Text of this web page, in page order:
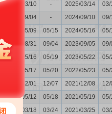
2025/03/10 - 2025/03/14 03/
2024/09/04 - 2024/09/10 09/
2024/05/09 05/15 2024/05/16 05/
2023/08/31 09/04 2023/09/05 09/
2023/05/16 05/19 2023/05/22 05/
2022/05/17 05/20 2022/05/23 05/
2021/12/01 12/07 2021/12/08 12/
2021/05/12 05/18 2021/05/19 05/
2021/03/18 03/24 2021/03/25 03/